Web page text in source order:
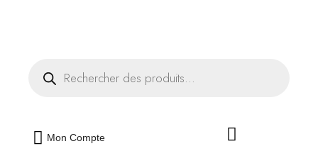
Mon Compte